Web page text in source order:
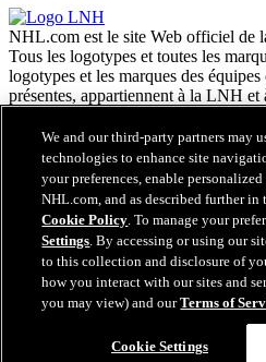
NHL.com est le site Web officiel de
Tous les logotypes et toutes les
logotypes et les marques des
présentes, appartiennent à la LNH et
Enterprises, L.P. © LNH 2026. Tous
chandails d'équipe de la LNH
joueurs de la LNH et leurs numéros
de la LNH et de l'AJLNH. Le mot
configuration de la surfaceuse
commerce déposées de Frank J.
Zamboni & Co., Inc. 2026. Tous
déposée ou tout droit d'auteur d'une
leurs auteurs respectifs. Tous droits
We and our third-party partners may
technologies to enhance site
your preferences, enable
NHL.com, and as described further in
Cookie Policy. To manage your
Settings. By accessing or using our
to this collection and disclosure of
how you interact with our sites and
you may view) and ourTerms of
Cookie Settings